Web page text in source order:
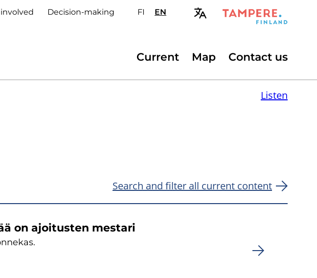
Decision-making FIValitse
ENSelect
Secondary
Current Map Contact us
Listen
Search and filter all current content
on ajoitusten mestari